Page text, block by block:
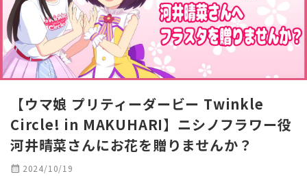
【ウマ娘 プリティーダービー Twinkle
Circle! in MAKUHARI】ニシノフラワー役
河井晴菜さんにお花を贈りませんか？
calendar_month 2024/10/19